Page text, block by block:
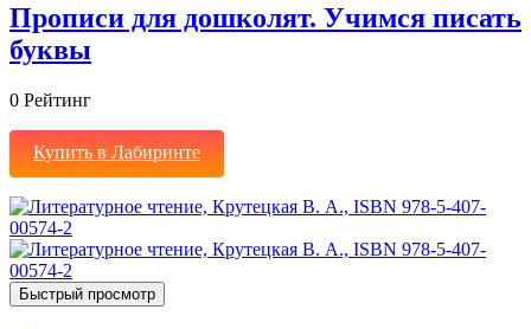
Прописи для дошколят. Учимся писать
буквы
0 Рейтинг
Купить в Лабиринте
Быстрый просмотр